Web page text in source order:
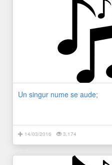
Un singur nume se aude;
14/03/2016 3.174